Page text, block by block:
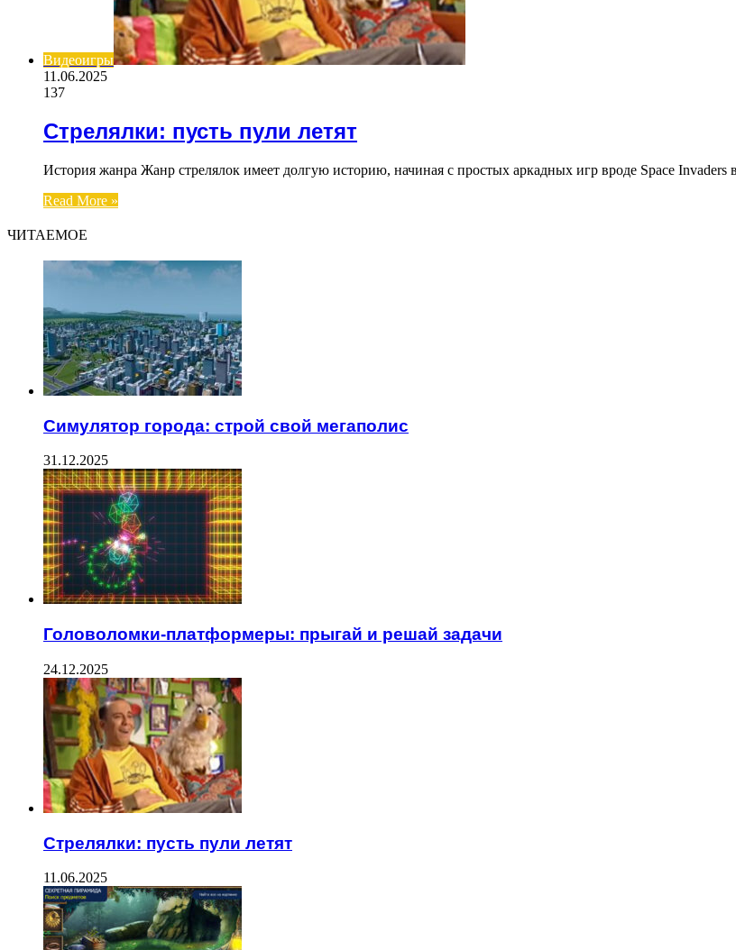
Видеоигры
11.06.2025
137
Стрелялки: пусть пули летят
История жанра Жанр стрелялок имеет долгую историю, начиная с простых аркадных игр вроде Space
Read More »
ЧИТАЕМОЕ
Симулятор города: строй свой мегаполис
31.12.2025
Головоломки-платформеры: прыгай и решай задачи
24.12.2025
Стрелялки: пусть пули летят
11.06.2025